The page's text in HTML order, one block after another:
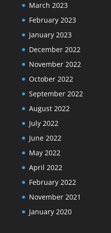
March 2023
February 2023
January 2023
December 2022
November 2022
October 2022
September 2022
August 2022
July 2022
June 2022
May 2022
April 2022
February 2022
November 2021
January 2020